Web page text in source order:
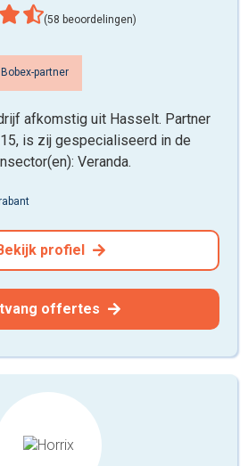
(58 beoordelingen)
partner
afkomstig uit Hasselt. Partner
is zij gespecialiseerd in de
Veranda.
profiel
offertes